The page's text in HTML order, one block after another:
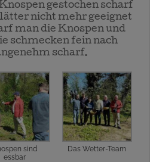
gestochen scharf
nicht mehr geeignet
man die Knospen und
schmecken fein nach
scharf.
sind
essbar
Das Wetter-Team